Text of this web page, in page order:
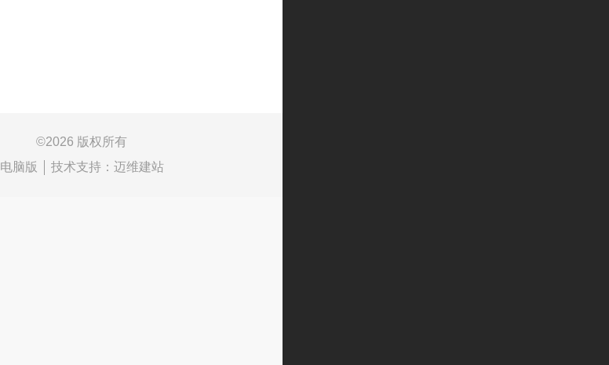
©2026 版权所有
电脑版
技术支持： 迈维建站